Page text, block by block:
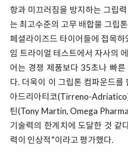
항과 미끄러짐을 방지하는 그립
는 최고수준의 고무 배합물 그립
페셜라이즈드 타이어들에 접목
임 트라이얼 테스트에서 자사의
어는 경쟁 제품보다 35초나 빠른
다. 더욱이 이 그립톤 컴파운드를
아드리아티코(Tirreno-
틴(Tony Martin, Omega
기술력의 한계치에 도달한 것 같
력이 인상적”이라고 평가했다.